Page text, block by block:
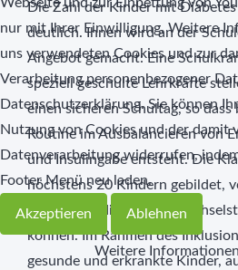
Die Zahl der Kinder mit
deutlich. Ihnen wird an der
Angebot gemacht: Eine
speziell geschulte Lehrkräfte
einen sicheren Schultag, so dass
Routine im Ausbalancieren von
und Insulingabe entsteht. Die
höchstens 20 Kindern gebildet,
Kinder von dieser
können. Im Rahmen des
gesunde und erkrankte Kinder,
Webseite und zur Einbettung von
nur mit Ihrer Einwilligung. Weitere
uns verwendeten Cookies und zur
Verarbeitung personenbezogener
Datenschutzerklärung. Sie können
Nutzung von Cookies und der damit
Datenverarbeitung widerrufen,
Footer Menü neu laden.
Akzeptieren Ablehnen
Weitere Informationen